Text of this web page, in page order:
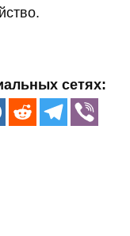
сетях: